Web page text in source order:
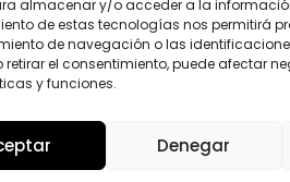
almacenar y/o acceder a la
de estas tecnologías nos permitirá
de navegación o las
retirar el consentimiento, puede afectar
y funciones.
Denegar
i
d
o
s
*
D
*
Enviar